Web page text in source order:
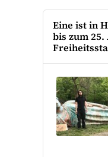
Eine ist in
bis zum